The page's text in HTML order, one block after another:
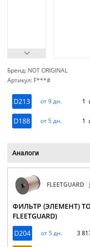
Бренд: NOT ORIGINAL
Артикул: F***#
D213 от 9 дн. 1
D188 от 5 дн. 1
Аналоги
FLEETGUARD
ФИЛЬТР (ЭЛЕМЕНТ)
FLEETGUARD)
D204
от 5 дн. 3